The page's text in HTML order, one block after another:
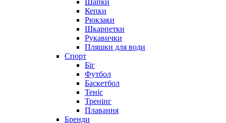
Кепки
Рюкзаки
Шкарпетки
Рукавички
Пляшки для води
Спорт
Біг
Футбол
Баскетбол
Теніс
Тренінг
Плавання
Бренди